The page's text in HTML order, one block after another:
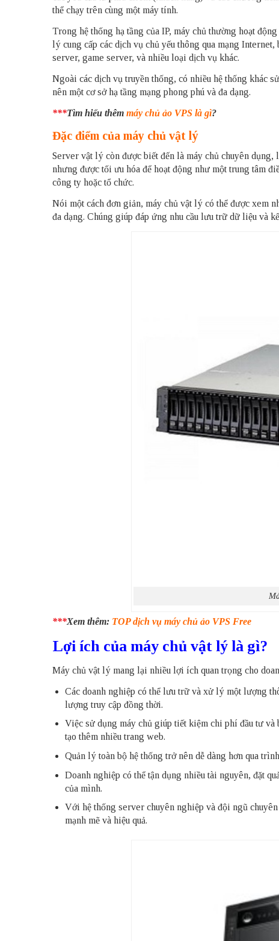
thể chạy trên cùng một máy tính.
Trong hệ thống hạ tầng của IP, máy chủ thường hoạt
lý cung cấp các dịch vụ chủ yếu thông qua mạng
server, game server, và nhiều loại dịch vụ khác.
Ngoài các dịch vụ truyền thống, có nhiều hệ thống khác
nên một cơ sở hạ tầng mạng phong phú và đa dạng.
***Tìm hiểu thêm máy chủ ảo VPS là gì?
Đặc điểm của máy chủ vật lý
Server vật lý còn được biết đến là máy chủ chuyên
nhưng được tối ưu hóa để hoạt động như một trung tâm
công ty hoặc tổ chức.
Nói một cách đơn giản, máy chủ vật lý có thể được xem
đa dạng. Chúng giúp đáp ứng nhu cầu lưu trữ dữ liệu và
***Xem thêm: TOP dịch vụ máy chủ ảo VPS Free
Lợi ích của máy chủ vật lý là gì?
Máy chủ vật lý mang lại nhiều lợi ích quan trọng cho
Các doanh nghiệp có thể lưu trữ và xử lý một lượng
lượng truy cập đồng thời.
Việc sử dụng máy chủ giúp tiết kiệm chi phí đầu tư
tạo thêm nhiều trang web.
Quản lý toàn bộ hệ thống trở nên dễ dàng hơn qua
Doanh nghiệp có thể tận dụng nhiều tài nguyên, đặt
của mình.
Với hệ thống server chuyên nghiệp và đội ngũ
mạnh mẽ và hiệu quả.